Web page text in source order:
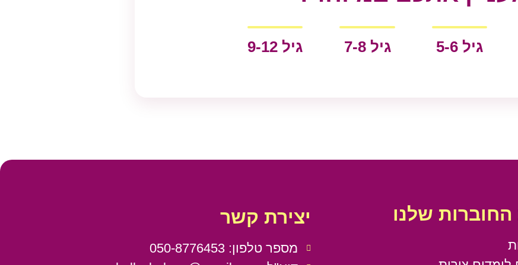
גיל 5-6 גיל 7-8 גיל 9-12
החוברות שלנו יצירת קשר
מספר טלפון: 050-8776453